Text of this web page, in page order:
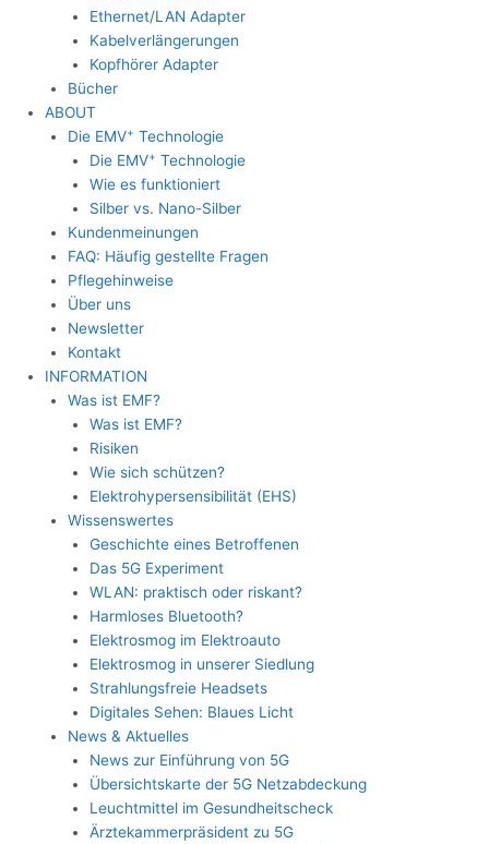
Ethernet/LAN Adapter
Kabelverlängerungen
Kopfhörer Adapter
Bücher
ABOUT
Die EMV+ Technologie
Die EMV+ Technologie
Wie es funktioniert
Silber vs. Nano-Silber
Kundenmeinungen
FAQ: Häufig gestellte Fragen
Pflegehinweise
Über uns
Newsletter
Kontakt
INFORMATION
Was ist EMF?
Was ist EMF?
Risiken
Wie sich schützen?
Elektrohypersensibilität (EHS)
Wissenswertes
Geschichte eines Betroffenen
Das 5G Experiment
WLAN: praktisch oder riskant?
Harmloses Bluetooth?
Elektrosmog im Elektroauto
Elektrosmog in unserer Siedlung
Strahlungsfreie Headsets
Digitales Sehen: Blaues Licht
News & Aktuelles
News zur Einführung von 5G
Übersichtskarte der 5G Netzabdeckung
Leuchtmittel im Gesundheitscheck
Ärztekammerpräsident zu 5G